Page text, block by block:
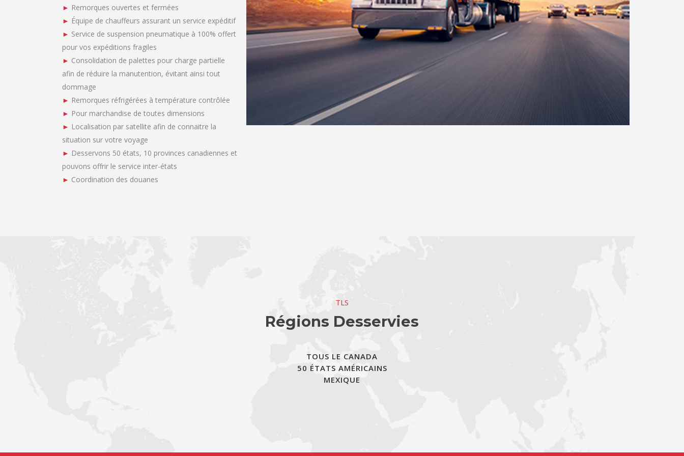
► Remorques ouvertes et fermées
► Équipe de chauffeurs assurant un service expéditif
► Service de suspension pneumatique à 100% offert
pour vos expéditions fragiles
► Consolidation de palettes pour charge partielle
afin de réduire la manutention, évitant ainsi tout
dommage
► Remorques réfrigérées à température contrôlée
► Pour marchandise de toutes dimensions
► Localisation par satellite afin de connaitre la
situation sur votre voyage
► Desservons 50 états, 10 provinces canadiennes et
pouvons offrir le service inter-états
► Coordination des douanes
TLS
Régions Desservies
TOUS LE CANADA
50 ÉTATS AMÉRICAINS
MEXIQUE